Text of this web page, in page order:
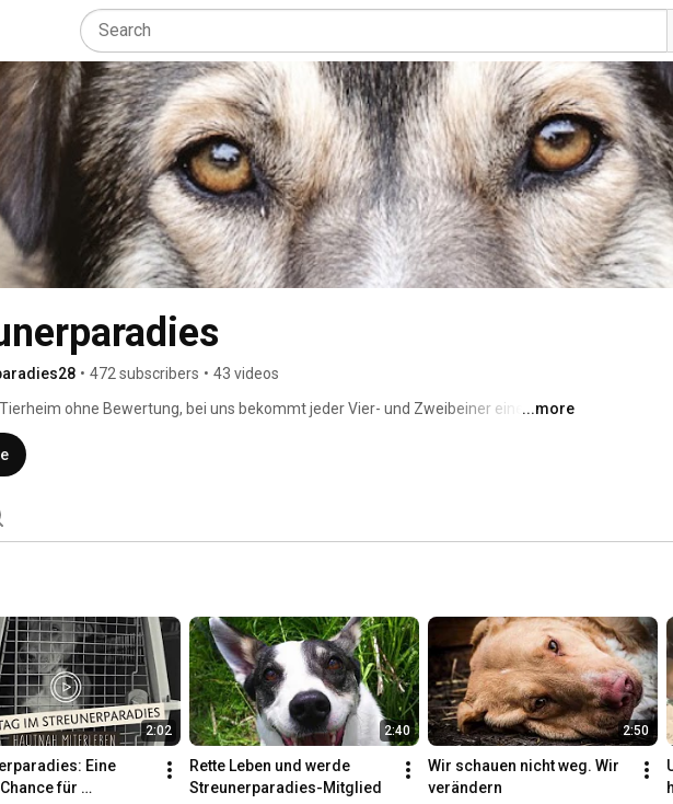
• 472 subscribers • 43 videos
ohne Bewertung, bei uns bekommt jeder Vier- und Zweibeiner eine echte
glücklich zu werden 💞
...more
2:02
Eine
für
2:40
Rette Leben und werde
Streunerparadies-Mitglied
2:50
Wir schauen nicht weg. Wir
verändern